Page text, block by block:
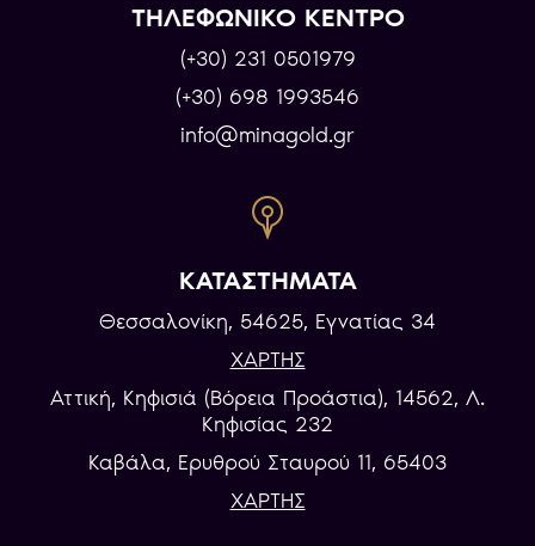
ΤΗΛΕΦΩΝΙΚΟ ΚΕΝΤΡΟ
(+30) 231 0501979
(+30) 698 1993546
info@minagold.gr
ΚΑΤΑΣΤΗΜΑΤΑ
Θεσσαλονίκη, 54625, Εγνατίας 34
ΧΑΡΤΗΣ
Αττική, Κηφισιά (Βόρεια Προάστια), 14562, Λ.
Κηφισίας 232
Καβάλα, Eρυθρού Σταυρού 11, 65403
ΧΑΡΤΗΣ